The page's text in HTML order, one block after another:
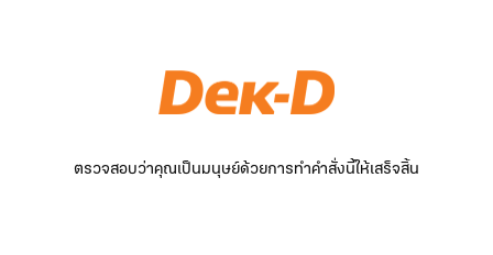
ตรวจสอบว่าคุณเป็นมนุษย์ด้วยการทำคำสั่งนี้ให้เสร็จสิ้น